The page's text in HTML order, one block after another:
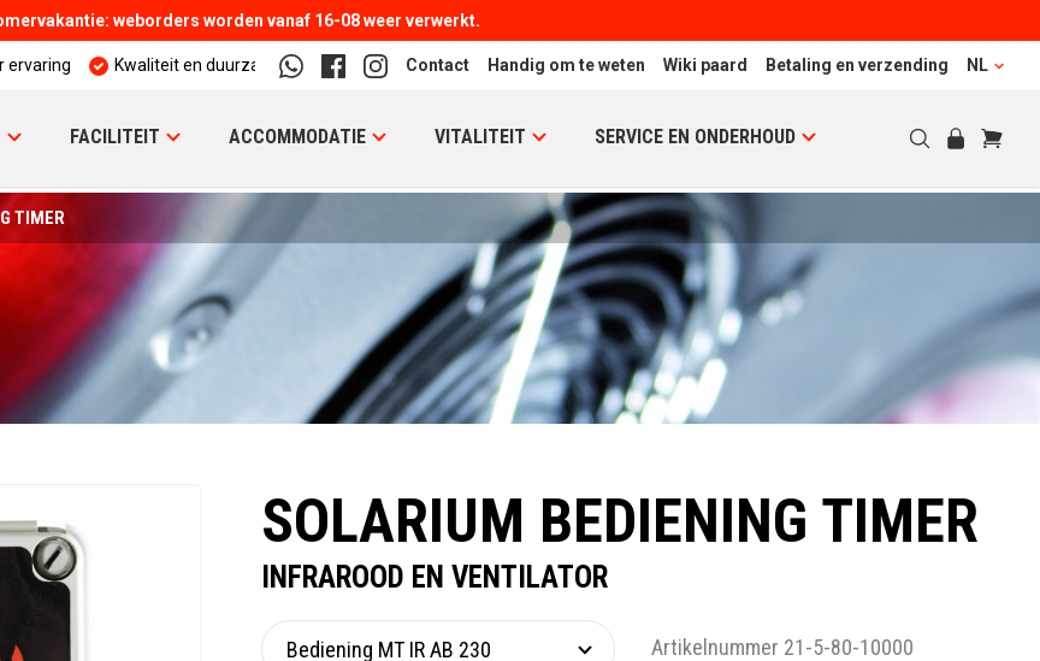
weborders worden vanaf 16-08 weer verwerkt.
ervaring Kwaliteit en duurzaamheid Contact Handig om te weten Wiki paard Betaling en verzending NL
FACILITEIT ACCOMMODATIE VITALITEIT SERVICE EN ONDERHOUD
TIMER
SOLARIUM BEDIENING TIMER
INFRAROOD EN VENTILATOR
Artikelnummer 21-5-80-10000